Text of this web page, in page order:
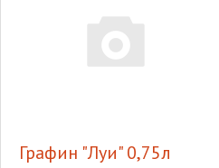
Графин "Луи" 0,75л